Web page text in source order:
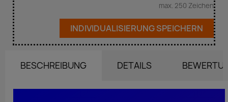
max. 250 Zeichen
INDIVIDUALISIERUNG SPEICHERN
BESCHREIBUNG DETAILS